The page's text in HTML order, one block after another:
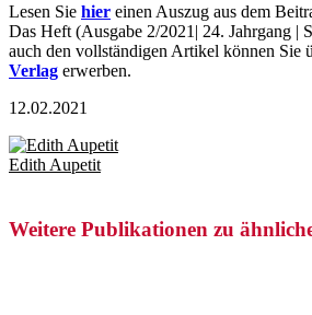
Lesen Sie hier einen Auszug aus dem
Das Heft (Ausgabe 2/2021| 24. Jahrgang |
auch den vollständigen Artikel können Sie
Verlag erwerben.
12.02.2021
Edith Aupetit
Weitere Publikationen zu